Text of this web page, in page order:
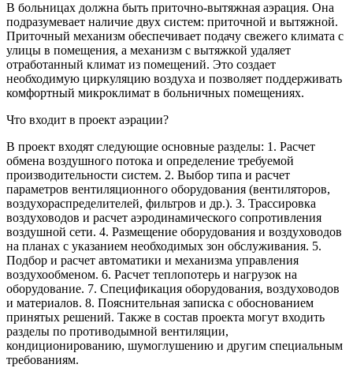
В больницах должна быть приточно-вытяжная аэрация. Она
подразумевает наличие двух систем: приточной и вытяжной.
Приточный механизм обеспечивает подачу свежего климата с
улицы в помещения, а механизм с вытяжкой удаляет
отработанный климат из помещений. Это создает
необходимую циркуляцию воздуха и позволяет поддерживать
комфортный микроклимат в больничных помещениях.
Что входит в проект аэрации?
В проект входят следующие основные разделы: 1. Расчет
обмена воздушного потока и определение требуемой
производительности систем. 2. Выбор типа и расчет
параметров вентиляционного оборудования (вентиляторов,
воздухораспределителей, фильтров и др.). 3. Трассировка
воздуховодов и расчет аэродинамического сопротивления
воздушной сети. 4. Размещение оборудования и воздуховодов
на планах с указанием необходимых зон обслуживания. 5.
Подбор и расчет автоматики и механизма управления
воздухообменом. 6. Расчет теплопотерь и нагрузок на
оборудование. 7. Спецификация оборудования, воздуховодов
и материалов. 8. Пояснительная записка с обоснованием
принятых решений. Также в состав проекта могут входить
разделы по противодымной вентиляции,
кондиционированию, шумоглушению и другим специальным
требованиям.